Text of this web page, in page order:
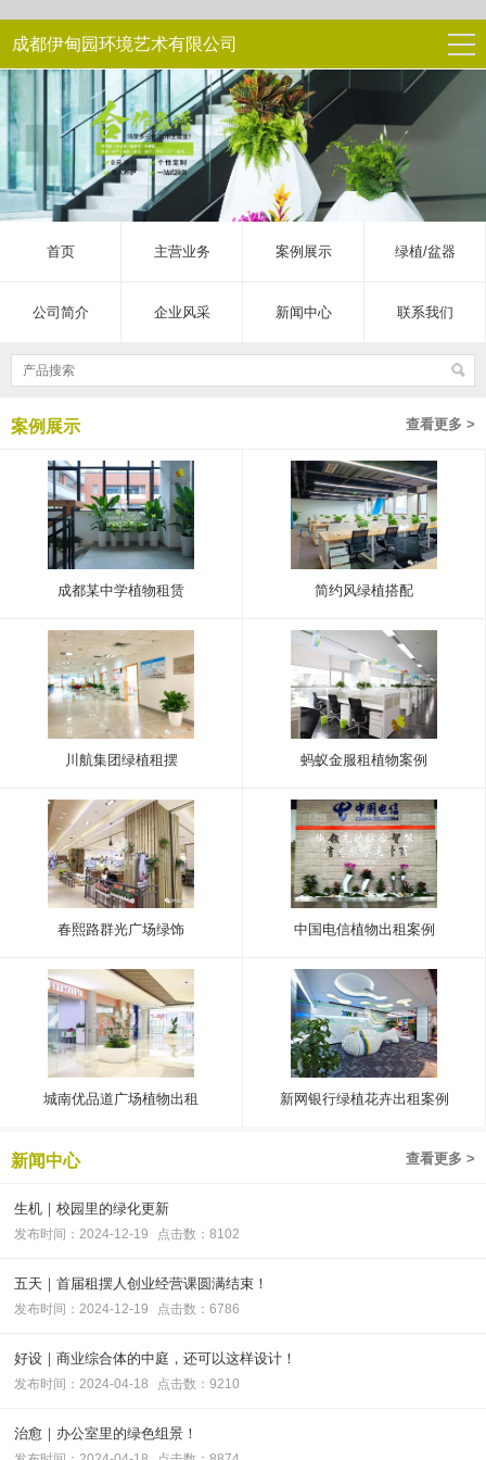
成都伊甸园环境艺术有限公司
首页 主营业务 案例展示 绿植/盆器
公司简介 企业风采 新闻中心 联系我们
查看更多 >
案例展示
成都某中学植物租赁 简约风绿植搭配
川航集团绿植租摆 蚂蚁金服租植物案例
春熙路群光广场绿饰 中国电信植物出租案例
城南优品道广场植物出租 新网银行绿植花卉出租案例
查看更多 >
新闻中心
生机｜校园里的绿化更新
发布时间：2024-12-19 点击数：8102
五天｜首届租摆人创业经营课圆满结束！
发布时间：2024-12-19 点击数：6786
好设｜商业综合体的中庭，还可以这样设计！
发布时间：2024-04-18 点击数：9210
治愈｜办公室里的绿色组景！